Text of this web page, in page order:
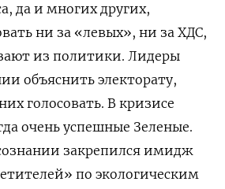
да и многих других,
ни за «левых», ни за ХДС,
из политики. Лидеры
объяснить электорату,
голосовать. В кризисе
очень успешные Зеленые.
закрепился имидж
по экологическим